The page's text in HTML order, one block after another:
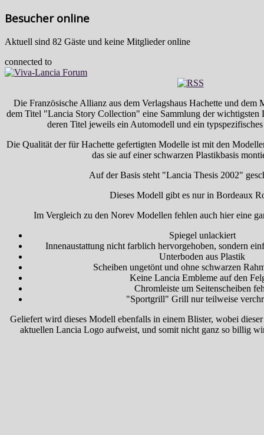
Besucher online
Aktuell sind 82 Gäste und keine Mitglieder online
connected to
Die Französische Allianz aus dem Verlagshaus Hachette und dem
dem Titel "Lancia Story Collection" eine Sammlung der wichtigsten
deren Titel jeweils ein Automodell und ein
Die Qualität der für Hachette gefertigten Modelle ist mit den
das sie auf einer schwarzen Plastikbasis
Auf der Basis steht "Lancia Thesis 2002"
Dieses Modell gibt es nur in Bordeaux
Im Vergleich zu den Norev Modellen fehlen auch hier eine
Spiegel unlackiert
Innenaustattung nicht farblich hervorgehoben, sondern
Unterboden aus Plastik
Scheiben ungetönt und ohne schwarzen
Keine Lancia Embleme auf den
Chromleiste um Seitenscheiben
"Sportgrill" Grill nur teilweise
Geliefert wird dieses Modell ebenfalls in einem Blister, wobei
aktuellen Lancia Logo aufweist, und somit nicht ganz so billig